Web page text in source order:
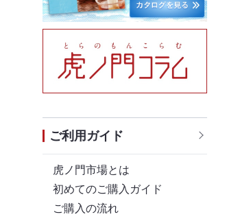
ご利用ガイド
虎ノ門市場とは
初めてのご購入ガイド
ご購入の流れ